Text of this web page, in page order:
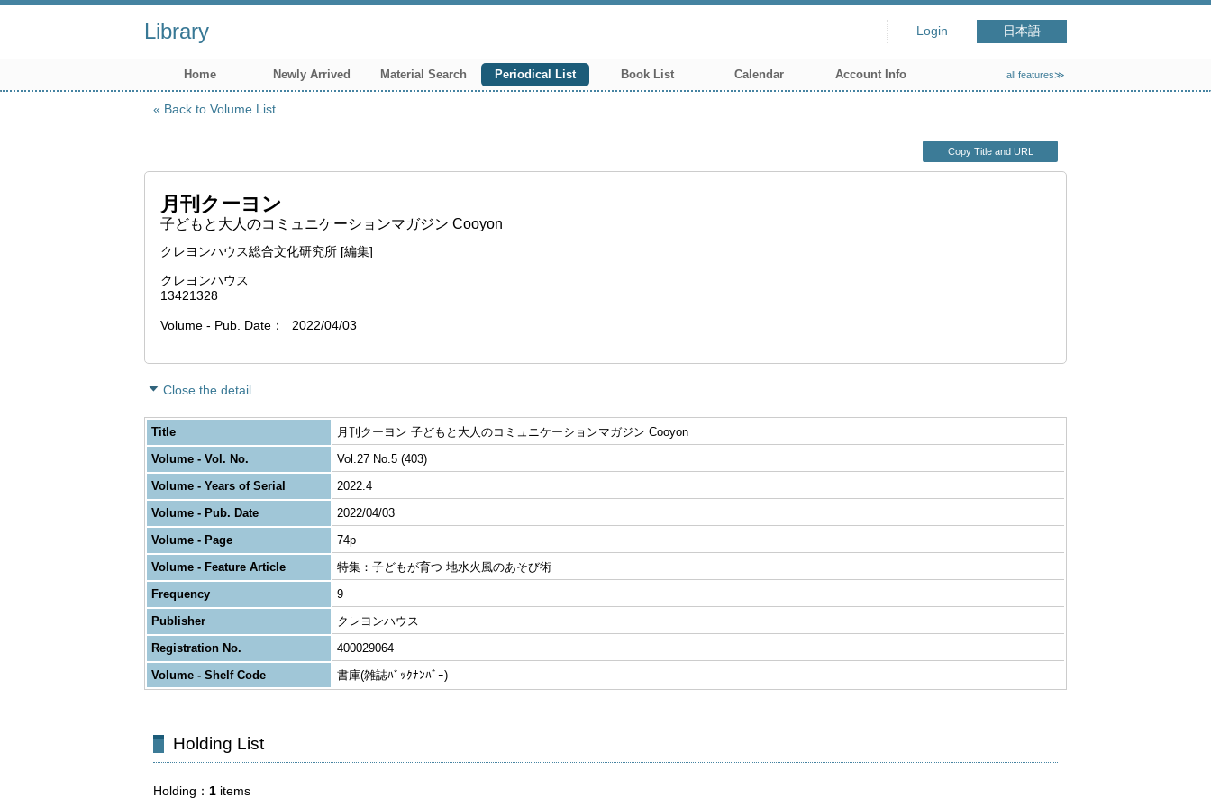
Library Login 日本語
Home Newly Arrived Material Search Periodical List Book List Calendar Account Info all features≫
Back to Volume List
Copy Title and URL
月刊クーヨン
子どもと大人のコミュニケーションマガジン Cooyon
クレヨンハウス総合文化研究所 [編集]
クレヨンハウス
13421328
Volume - Pub. Date 2022/04/03
Close the detail
Title
月刊クーヨン 子どもと大人のコミュニケーションマガジン Cooyon
Volume - Vol. No.
Vol.27 No.5 (403)
Volume - Years of Serial
2022.4
Volume - Pub. Date
2022/04/03
Volume - Page
74p
Volume - Feature Article
特集：子どもが育つ 地水火風のあそび術
Frequency
9
Publisher
クレヨンハウス
Registration No.
400029064
Volume - Shelf Code
書庫(雑誌ﾊﾞｯｸﾅﾝﾊﾞｰ)
Holding List
Holding 1 items